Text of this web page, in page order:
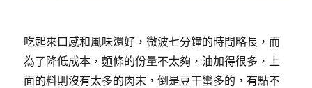
吃起來口感和風味還好，微波七分鐘的時間略長，而
為了降低成本，麵條的份量不太夠，油加得很多，上
面的料則沒有太多的肉末，倒是豆干蠻多的，有點不